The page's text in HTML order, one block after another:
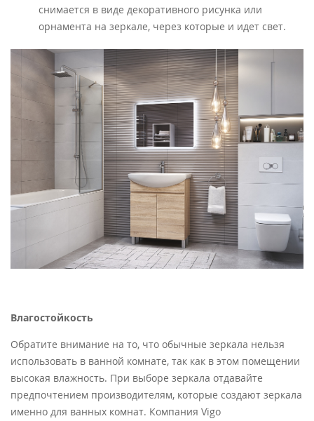
снимается в виде декоративного рисунка или
орнамента на зеркале, через которые и идет свет.
Влагостойкость
Обратите внимание на то, что обычные зеркала нельзя
использовать в ванной комнате, так как в этом помещении
высокая влажность. При выборе зеркала отдавайте
предпочтением производителям, которые создают зеркала
именно для ванных комнат. Компания Vigo